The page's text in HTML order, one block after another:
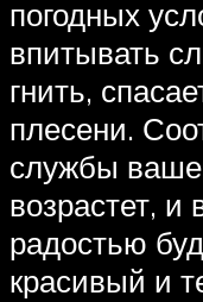
погодных
впитывать
гнить,
плесени.
службы
возрастет, и
радостью
красивый и